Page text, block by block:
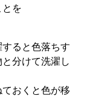
とを
すると色落ちす
分けて洗濯し
ておくと色が移